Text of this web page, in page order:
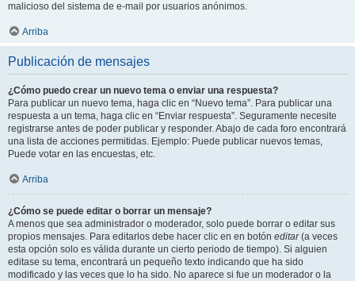
malicioso del sistema de e-mail por usuarios anónimos.
Arriba
Publicación de mensajes
¿Cómo puedo crear un nuevo tema o enviar una respuesta?
Para publicar un nuevo tema, haga clic en “Nuevo tema”. Para publicar una
respuesta a un tema, haga clic en “Enviar respuesta”. Seguramente necesite
registrarse antes de poder publicar y responder. Abajo de cada foro encontrará
una lista de acciones permitidas. Ejemplo: Puede publicar nuevos temas,
Puede votar en las encuestas, etc.
Arriba
¿Cómo se puede editar o borrar un mensaje?
A menos que sea administrador o moderador, solo puede borrar o editar sus
propios mensajes. Para editarlos debe hacer clic en en botón editar(a veces
esta opción solo es válida durante un cierto periodo de tiempo). Si alguien
editase su tema, encontrará un pequeño texto indicando que ha sido
modificado y las veces que lo ha sido. No aparece si fue un moderador o la